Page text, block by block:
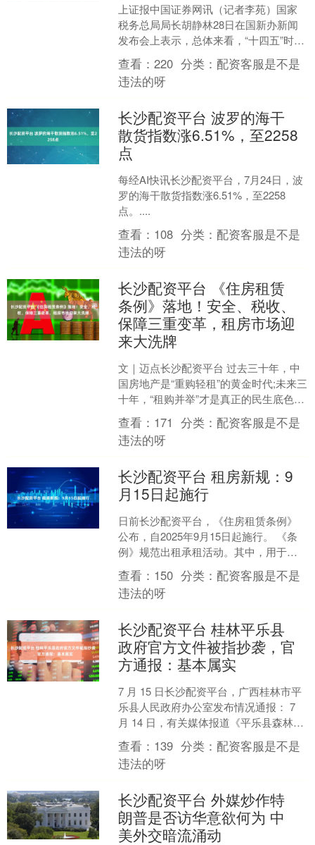
上证报中国证券网讯（记者李苑）国家
税务总局局长胡静林28日在国新办新闻
发布会上表示，总体来看，“十四五”时期
我国税收收入长沙配资平台，在规模上
是稳步增长，在结构....
查看：220 分类：配资客服是不是
违法的呀
长沙配资平台 波罗的海干
散货指数涨6.51%，至2258
点
每经AI快讯长沙配资平台，7月24日，波
罗的海干散货指数涨6.51%，至2258
点。....
查看： 108 分类：配资客服是不是
违法的呀
长沙配资平台 《住房租赁
条例》落地！安全、税收、
保障三重变革，租房市场迎
来大洗牌
文｜迈点长沙配资平台 过去三十年，中
国房地产是“重购轻租”的黄金时代;未来三
十年，“租购并举”才是真正的民生底色。
7月21日，第812号令签署，公布《住房
租赁....
查看： 171 分类：配资客服是不是
违法的呀
长沙配资平台 租房新规：9
月15日起施行
日前长沙配资平台，《住房租赁条例》
公布，自2025年9月15日起施行。 《条
例》规范出租承租活动。其中，用于出
租的住房应当符合这些规定：用于出租
的住房应当符合建....
查看： 150 分类：配资客服是不是
违法的呀
长沙配资平台 桂林平乐县
政府官方文件被指抄袭，官
方通报：基本属实
7 月 15 日长沙配资平台，广西桂林市平
乐县人民政府办公室发布情况通报： 7
月 14 日，有关媒体报道《平乐县森林防
火规划（2023-2030 年）》文本存....
查看： 139 分类：配资客服是不是
违法的呀
长沙配资平台 外媒炒作特
朗普是否访华意欲何为 中
美外交暗流涌动